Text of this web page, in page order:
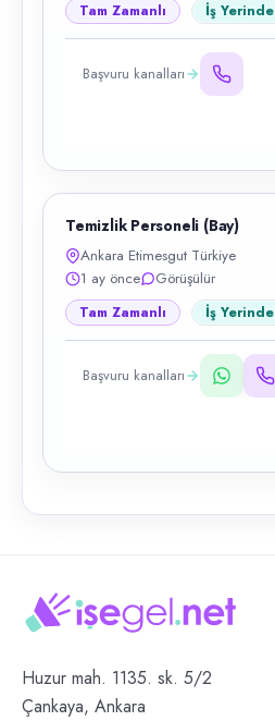
Tam Zamanlı İş Yerinde
Başvuru kanalları
Temizlik Personeli (Bay)
Ankara Etimesgut Türkiye
1 ay önce
Görüşülür
Tam Zamanlı İş Yerinde
Başvuru kanalları
Huzur mah. 1135. sk. 5/2
Çankaya, Ankara